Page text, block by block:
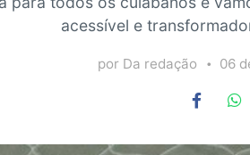
acessível e
por Da redação 06